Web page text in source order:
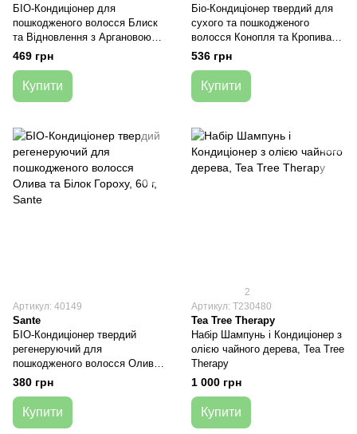
БІО-Кондиціонер для
пошкодженого волосся Блиск
та Відновлення з Аргановою
олією, 200 мл, Logona
469 грн
Купити
Біо-Кондиціонер твердий для
сухого та пошкодженого
волосся Конопля та Кропива,
60 г, Logona
536 грн
Купити
Артикул: 40149
Sante
БІО-Кондиціонер твердий
регенеруючий для
пошкодженого волосся Олива
та Білок Гороху, 60 г, Sante
380 грн
Купити
2
Артикул: Т230480
Tea Tree Therapy
Набір Шампунь і Кондиціонер з
олією чайного дерева, Tea Tree
Therapy
1 000 грн
Купити